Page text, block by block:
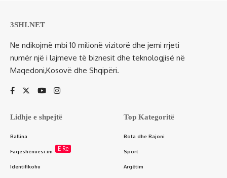
3SHI.NET
Ne ndikojmë mbi 10 milionë vizitorë dhe jemi rrjeti
numër një i lajmeve të biznesit dhe teknologjisë në
Maqedoni,Kosovë dhe Shqipëri.
Lidhje e shpejtë
Ballina
Faqeshënuesi im E Re
Identifikohu
Top Kategoritë
Bota dhe Rajoni
Sport
Argëtim